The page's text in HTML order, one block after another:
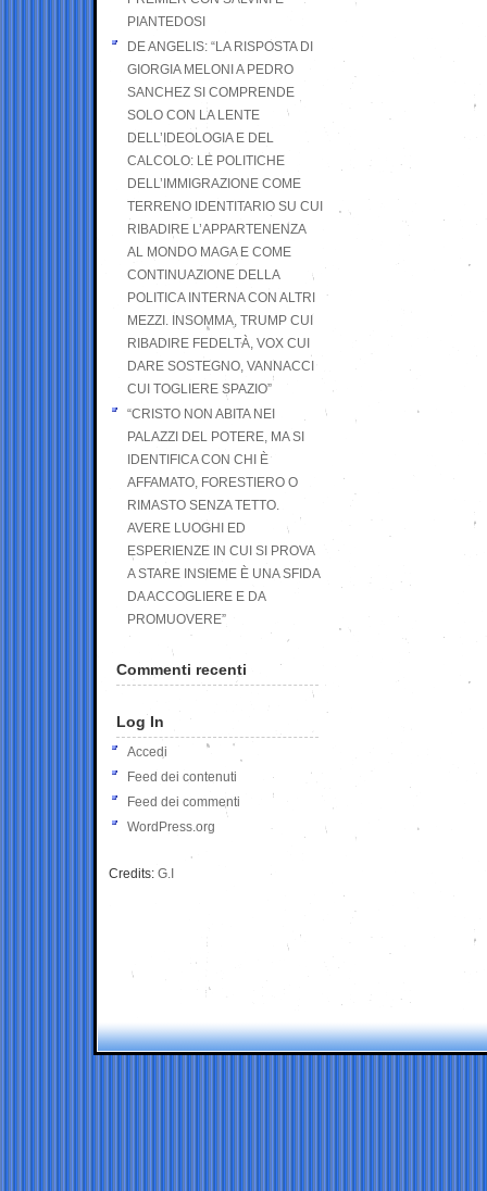
PIANTEDOSI
DE ANGELIS: “LA RISPOSTA DI
GIORGIA MELONI A PEDRO
SANCHEZ SI COMPRENDE
SOLO CON LA LENTE
DELL’IDEOLOGIA E DEL
CALCOLO: LE POLITICHE
DELL’IMMIGRAZIONE COME
TERRENO IDENTITARIO SU CUI
RIBADIRE L’APPARTENENZA
AL MONDO MAGA E COME
CONTINUAZIONE DELLA
POLITICA INTERNA CON ALTRI
MEZZI. INSOMMA, TRUMP CUI
RIBADIRE FEDELTÀ, VOX CUI
DARE SOSTEGNO, VANNACCI
CUI TOGLIERE SPAZIO”
“CRISTO NON ABITA NEI
PALAZZI DEL POTERE, MA SI
IDENTIFICA CON CHI È
AFFAMATO, FORESTIERO O
RIMASTO SENZA TETTO.
AVERE LUOGHI ED
ESPERIENZE IN CUI SI PROVA
A STARE INSIEME È UNA SFIDA
DA ACCOGLIERE E DA
PROMUOVERE”
Commenti recenti
Log In
Accedi
Feed dei contenuti
Feed dei commenti
WordPress.org
Credits: G.I